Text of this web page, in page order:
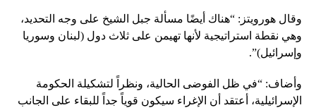
وقال هورويتز: “هناك أيضًا مسألة جبل الشيخ على وجه التحديد،
وهي نقطة استراتيجية لأنها تهيمن على ثلاث دول (لبنان وسوريا
وإسرائيل)”.
وأضاف: “في ظل الفوضى الحالية، ونظراً لتشكيلة الحكومة
الإسرائيلية، أعتقد أن الإغراء سيكون قوياً جداً للبقاء على الجانب